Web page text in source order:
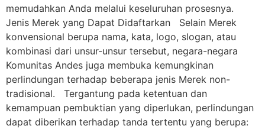
memudahkan Anda melalui keseluruhan prosesnya.
Jenis Merek yang Dapat Didaftarkan Selain Merek
konvensional berupa nama, kata, logo, slogan, atau
kombinasi dari unsur-unsur tersebut, negara-negara
Komunitas Andes juga membuka kemungkinan
perlindungan terhadap beberapa jenis Merek non-
tradisional. Tergantung pada ketentuan dan
kemampuan pembuktian yang diperlukan, perlindungan
dapat diberikan terhadap tanda tertentu yang berupa: